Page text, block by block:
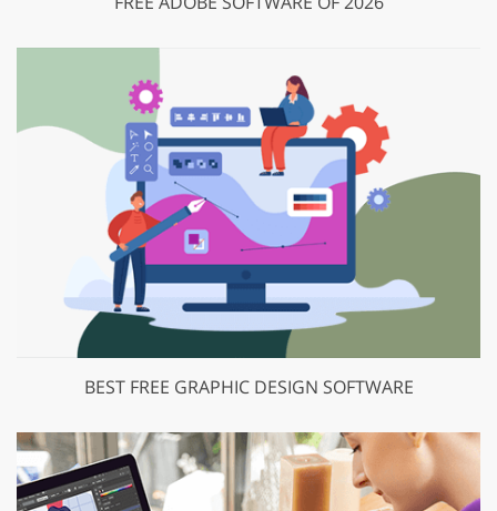
BEST FREE GRAPHIC DESIGN SOFTWARE